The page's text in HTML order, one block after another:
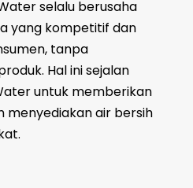
selalu berusaha
yang kompetitif dan
tanpa
Hal ini sejalan
untuk memberikan
menyediakan air bersih